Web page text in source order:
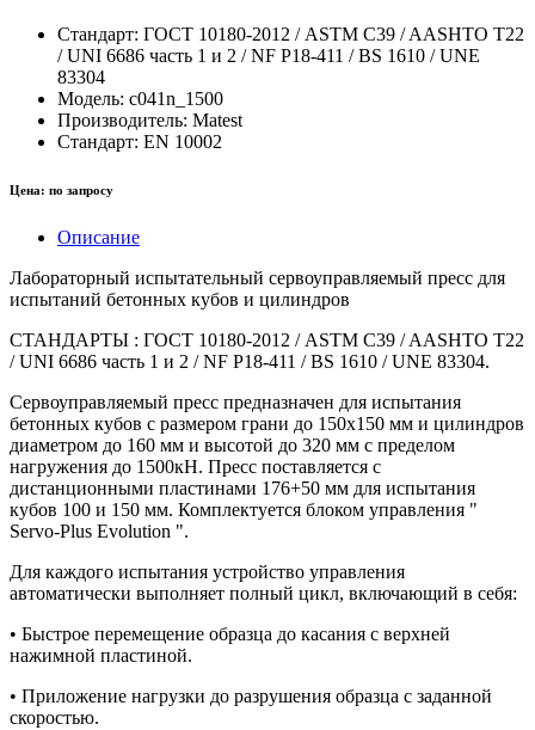
Стандарт: ГОСТ 10180-2012 / ASTM C39 / AASHTO T22
/ UNI 6686 часть 1 и 2 / NF P18-411 / BS 1610 / UNE
83304
Модель: c041n_1500
Производитель: Matest
Стандарт: EN 10002
Цена: по запросу
Описание
Лабораторный испытательный сервоуправляемый пресс для
испытаний бетонных кубов и цилиндров
СТАНДАРТЫ : ГОСТ 10180-2012 / ASTM C39 / AASHTO T22
/ UNI 6686 часть 1 и 2 / NF P18-411 / BS 1610 / UNE 83304.
Сервоуправляемый пресс предназначен для испытания
бетонных кубов с размером грани до 150х150 мм и цилиндров
диаметром до 160 мм и высотой до 320 мм с пределом
нагружения до 1500кН. Пресс поставляется с
дистанционными пластинами 176+50 мм для испытания
кубов 100 и 150 мм. Комплектуется блоком управления "
Servo-Plus Evolution ".
Для каждого испытания устройство управления
автоматически выполняет полный цикл, включающий в себя:
• Быстрое перемещение образца до касания с верхней
нажимной пластиной.
• Приложение нагрузки до разрушения образца с заданной
скоростью.